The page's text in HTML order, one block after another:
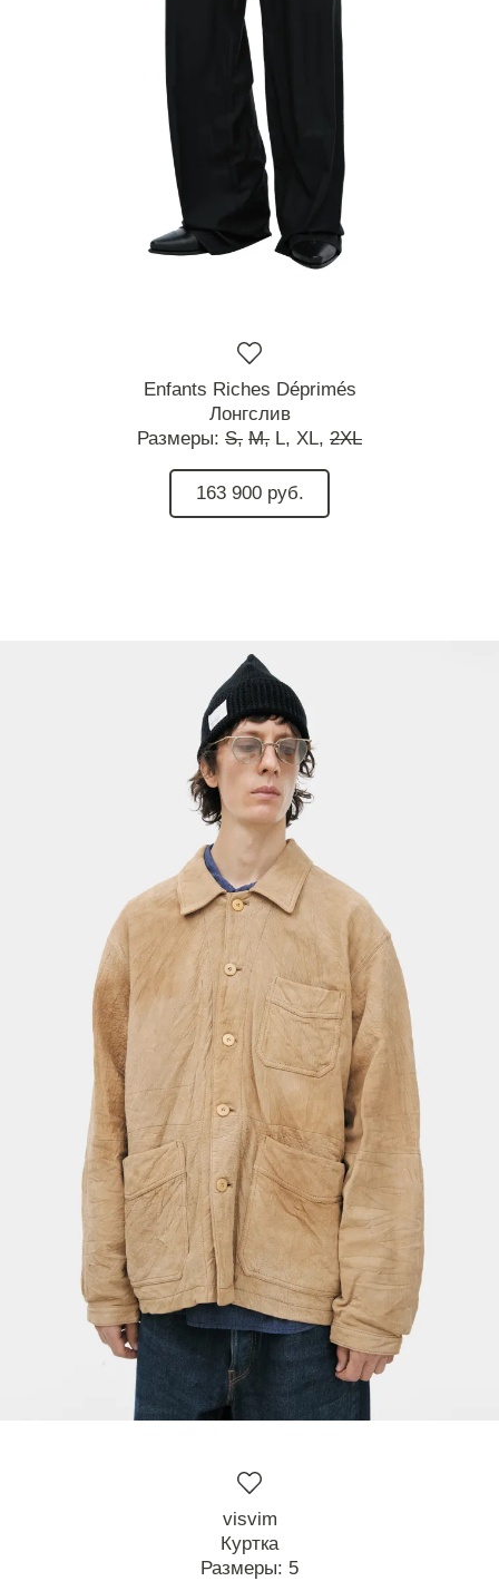
Enfants Riches Déprimés
Лонгслив
Размеры: S, M, L, XL, 2XL
163 900 руб.
visvim
Куртка
Размеры: 5